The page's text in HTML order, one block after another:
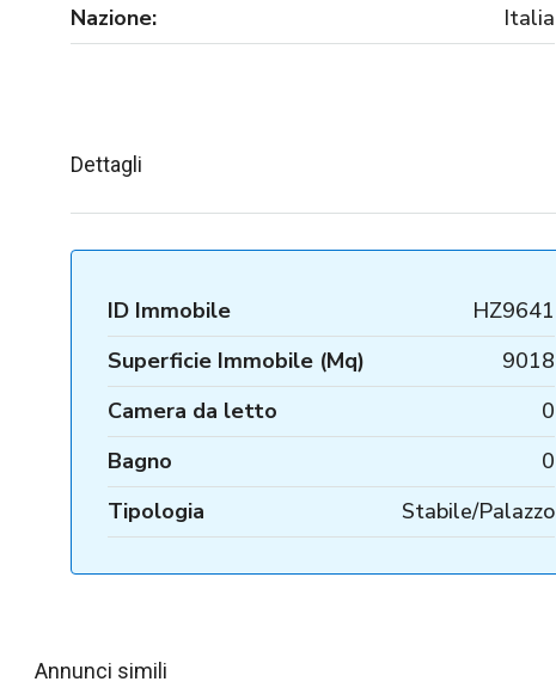
Nazione:
Italia
Dettagli
ID Immobile HZ9641
Superficie Immobile (Mq)
9018
Camera da letto
0
Bagno
0
Tipologia
Stabile/Palazzo
Annunci simili